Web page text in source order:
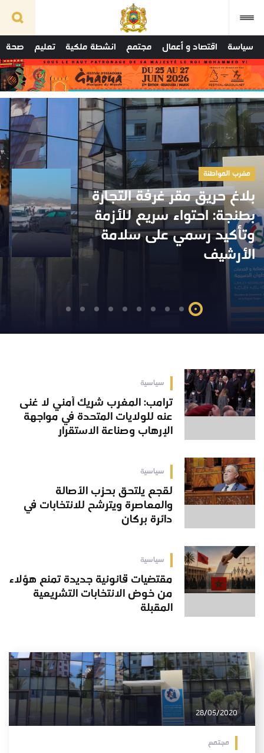
سياسة اقتصاد و أعمال مجتمع انشطة ملكية تعليم صحة
مغرب المواطنة
بلاغ حريق مقر غرفة التجارة
بطنجة: احتواء سريع للأزمة
وتأكيد رسمي على سلامة
الأرشيف
سياسية
ترامب: المغرب شريك أمني لا غنى
عنه للولايات المتحدة في مواجهة
الإرهاب وصناعة الاستقرار
سياسية
لقجع يلتحق بحزب الأصالة
والمعاصرة ويترشح للانتخابات في
دائرة بركان
سياسية
مقتضيات قانونية جديدة تمنع هؤلاء
من خوض الانتخابات التشريعية
المقبلة
28/05/2020
مجتمع